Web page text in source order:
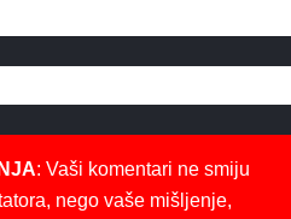
: Vaši komentari ne smiju
nego vaše mišljenje,